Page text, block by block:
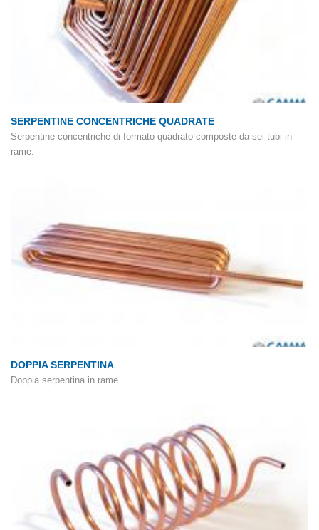
SERPENTINE CONCENTRICHE QUADRATE
Serpentine concentriche di formato quadrato composte da sei tubi in
rame.
DOPPIA SERPENTINA
Doppia serpentina in rame.